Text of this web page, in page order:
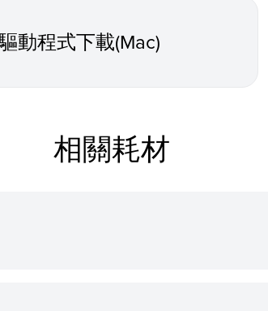
動程式下載(Mac)
相關耗材